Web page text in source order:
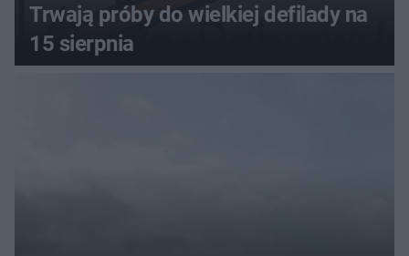
Trwają próby do wielkiej defilady na
15 sierpnia